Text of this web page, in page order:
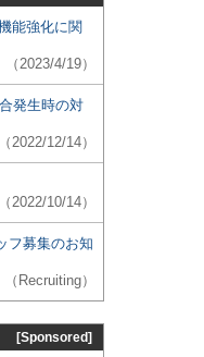
能強化に関
（2023/4/19）
発生時の対
（2022/12/14）
（2022/10/14）
フ募集のお知
（Recruiting）
[Sponsored]